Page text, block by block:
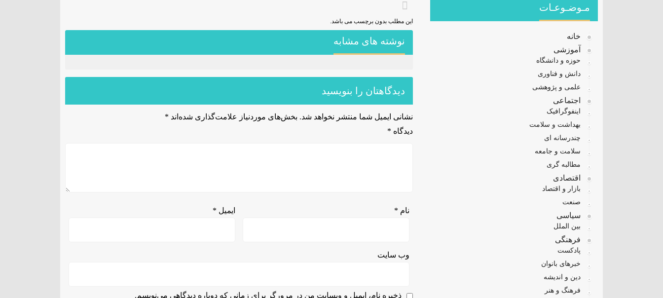
این مطلب بدون برچسب می باشد.
نوشته های مشابه
دیدگاهتان را بنویسید
نشانی ایمیل شما منتشر نخواهد شد. بخش‌های موردنیاز علامت‌گذاری شده‌اند *
دیدگاه *
نام * ایمیل *
وب‌ سایت
ذخیره نام، ایمیل و وبسایت من در مرورگر برای زمانی که دوباره دیدگاهی می‌نویسم.
مـوضـوعـات
خانه
آموزشی
حوزه و دانشگاه
دانش و فناوری
علمی و پژوهشی
اجتماعی
اینفوگرافیک
بهداشت و سلامت
چندرسانه ای
سلامت و جامعه
مطالبه گری
اقتصادی
بازار و اقتصاد
صنعت
سیاسی
بین الملل
فرهنگی
پادکست
خبرهای بانوان
دین و اندیشه
فرهنگ و هنر